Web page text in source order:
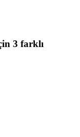
3 farklı